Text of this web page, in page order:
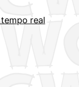
real